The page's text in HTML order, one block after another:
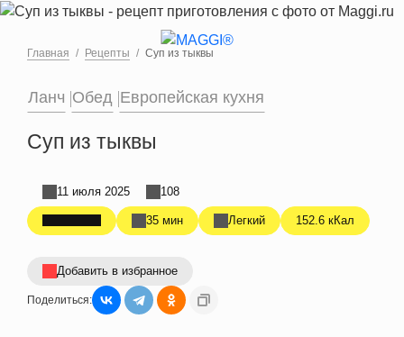
Перейти к основному содержанию
Главная Рецепты Суп из тыквы
Ланч Обед Европейская кухня
Суп из тыквы
35 мин Легкий 152.6 кКал
11 июля 2025 108
Добавить в избранное
Поделиться: